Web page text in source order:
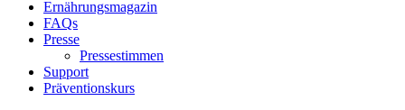
Ernährungsmagazin
FAQs
Presse
Pressestimmen
Support
Präventionskurs